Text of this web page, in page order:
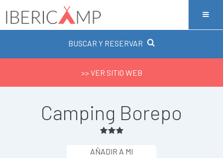
BUSCAR Y RESERVAR
>> VER SITIO WEB
Camping Borepo
AÑADIR A MI